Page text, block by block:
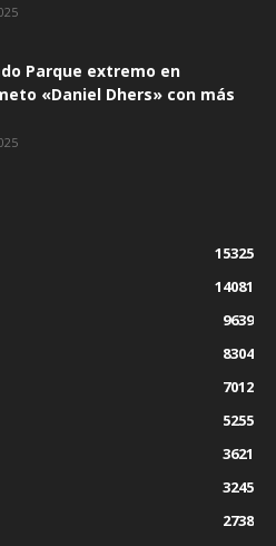
Parque extremo en
«Daniel Dhers» con más
15325
14081
9639
8304
7012
5255
3621
3245
2738